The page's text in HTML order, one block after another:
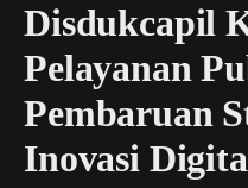
Disdukcapil
Pelayanan
Pembaruan
Inovasi